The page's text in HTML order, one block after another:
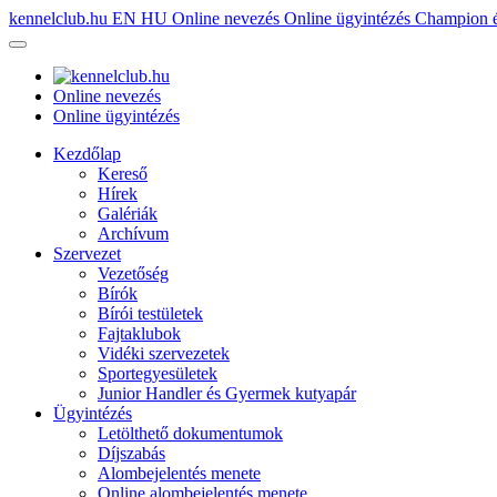
kennelclub.hu EN HU Online nevezés Online ügyintézés Champion
Online nevezés
Online ügyintézés
Kezdőlap
Kereső
Hírek
Galériák
Archívum
Szervezet
Vezetőség
Bírók
Bírói testületek
Fajtaklubok
Vidéki szervezetek
Sportegyesületek
Junior Handler és Gyermek kutyapár
Ügyintézés
Letölthető dokumentumok
Díjszabás
Alombejelentés menete
Online alombejelentés menete